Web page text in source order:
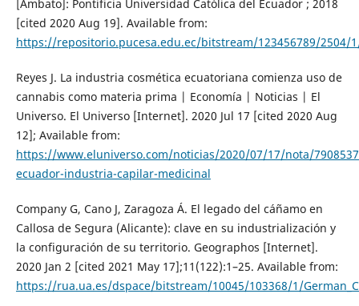
[Ambato]: Pontificia Universidad Católica del Ecuador ; 2018
[cited 2020 Aug 19]. Available from:
https://repositorio.pucesa.edu.ec/bitstream/123456789/2504/
Reyes J. La industria cosmética ecuatoriana comienza uso de
cannabis como materia prima | Economía | Noticias | El
Universo. El Universo [Internet]. 2020 Jul 17 [cited 2020 Aug
12]; Available from:
https://www.eluniverso.com/noticias/2020/07/17/nota/
ecuador-industria-capilar-medicinal
Company G, Cano J, Zaragoza Á. El legado del cáñamo en
Callosa de Segura (Alicante): clave en su industrialización y
la configuración de su territorio. Geographos [Internet].
2020 Jan 2 [cited 2021 May 17];11(122):1–25. Available from:
https://rua.ua.es/dspace/bitstream/10045/103368/1/